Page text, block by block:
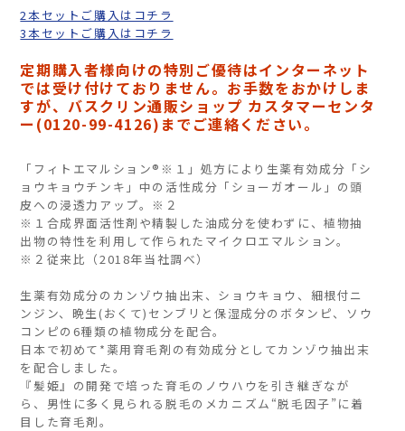
2本セットご購入はコチラ
3本セットご購入はコチラ
定期購入者様向けの特別ご優待はインターネット
では受け付けておりません。お手数をおかけしま
すが、バスクリン通販ショップ カスタマーセンタ
ー(0120-99-4126)までご連絡ください。
「フィトエマルション®※１」処方により生薬有効成分「シ
ョウキョウチンキ」中の活性成分「ショーガオール」の頭
皮への浸透力アップ。※２
※１合成界面活性剤や精製した油成分を使わずに、植物抽
出物の特性を利用して作られたマイクロエマルション。
※２従来比（2018年当社調べ）
生薬有効成分のカンゾウ抽出末、ショウキョウ、細根付ニ
ンジン、晩生(おくて)センブリと保湿成分のボタンピ、ソウ
コンピの6種類の植物成分を配合。
日本で初めて*薬用育毛剤の有効成分としてカンゾウ抽出末
を配合しました。
『髪姫』の開発で培った育毛のノウハウを引き継ぎなが
ら、男性に多く見られる脱毛のメカニズム“脱毛因子”に着
目した育毛剤。